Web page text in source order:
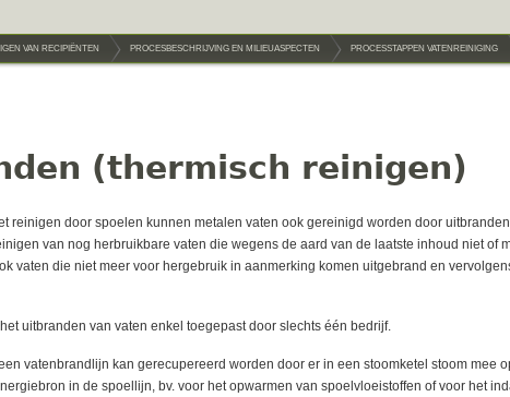
VAN RECIPIËNTEN PROCESBESCHRIJVING EN MILIEUASPECTEN PROCESSTAPPEN VATENREINIGING
(thermisch reinigen)
reinigen door spoelen kunnen metalen vaten ook gereinigd worden door
van nog herbruikbare vaten die wegens de aard van de laatste inhoud niet of
vaten die niet meer voor hergebruik in aanmerking komen uitgebrand en
uitbranden van vaten enkel toegepast door slechts één bedrijf.
vatenbrandlijn kan gerecupereerd worden door er in een stoomketel stoom mee
in de spoellijn, bv. voor het opwarmen van spoelvloeistoffen of voor het